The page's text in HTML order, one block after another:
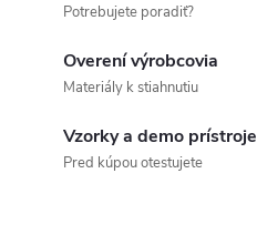
Potrebujete poradiť?
Overení výrobcovia
Materiály k stiahnutiu
Vzorky a demo prístroje
Pred kúpou otestujete